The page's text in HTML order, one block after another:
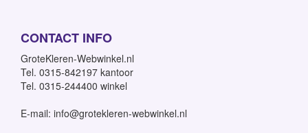
CONTACT INFO
GroteKleren-Webwinkel.nl
Tel. 0315-842197 kantoor
Tel. 0315-244400 winkel
E-mail: info@grotekleren-webwinkel.nl